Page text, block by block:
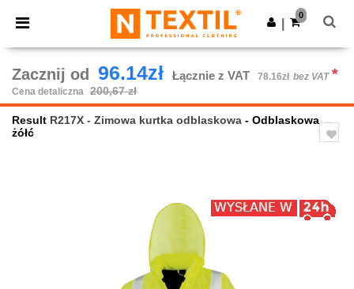
× Aplikacja Ntextil
Lepsze ceny w aplikacji!
Pobierz app
0
Zacznij od 96.14zł Łącznie z VAT 78.16zł bez VAT *
Cena detaliczna 200,67 zł
Result R217X - Zimowa kurtka odblaskowa - Odblaskowa
żółć